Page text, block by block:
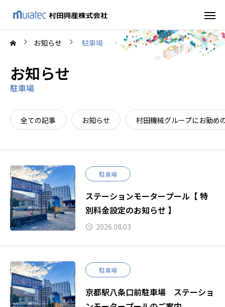
お知らせ 駐車場
お知らせ
駐車場
全ての記事 お知らせ 村田機械グループにお勤め
駐車場
ステーションモータープール【 特
別料金設定のお知らせ 】
2026.08.03
駐車場
京都駅八条口前駐車場 ステーショ